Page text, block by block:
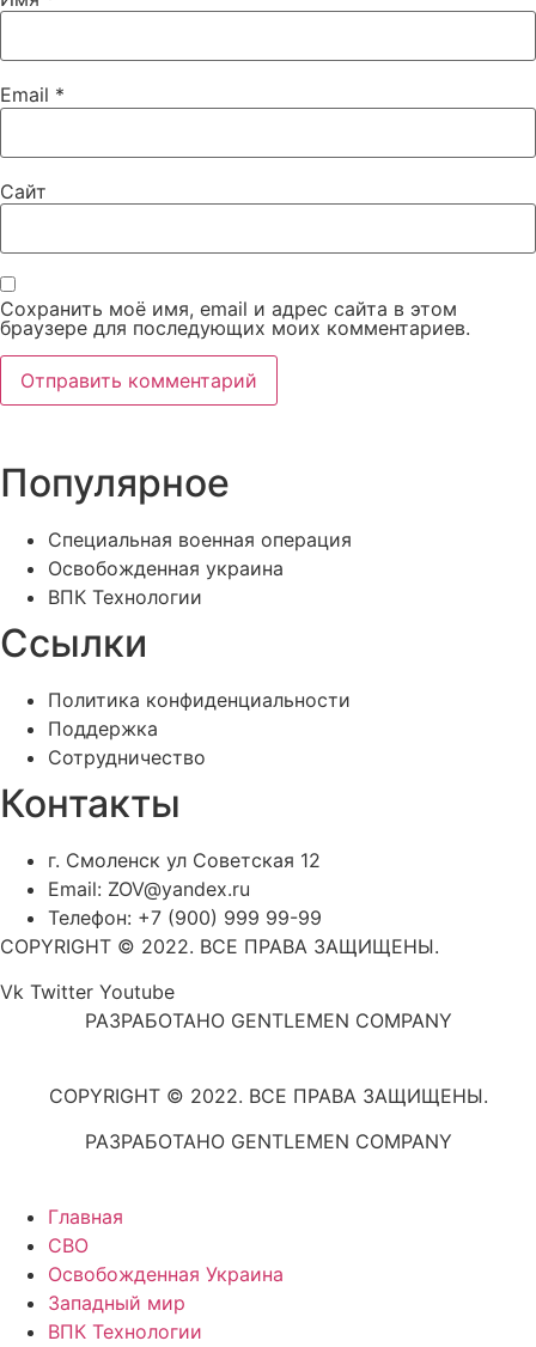
Email *
Сайт
Сохранить моё имя, email и адрес сайта в этом
браузере для последующих моих комментариев.
Популярное
Специальная военная операция
Освобожденная украина
ВПК Технологии
Ссылки
Политика конфиденциальности
Поддержка
Сотрудничество
Контакты
г. Смоленск ул Советская 12
Email: ZOV@yandex.ru
Телефон: +7 (900) 999 99-99
COPYRIGHT © 2022. ВСЕ ПРАВА ЗАЩИЩЕНЫ.
Vk Twitter Youtube
РАЗРАБОТАНО GENTLEMEN COMPANY
COPYRIGHT © 2022. ВСЕ ПРАВА ЗАЩИЩЕНЫ.
РАЗРАБОТАНО GENTLEMEN COMPANY
Главная
СВО
Освобожденная Украина
Западный мир
ВПК Технологии